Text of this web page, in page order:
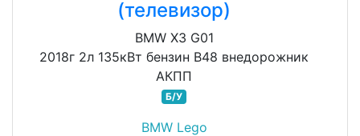
(телевизор)
BMW X3 G01
2018г 2л 135кВт бензин B48 внедорожник
АКПП
Б/У
BMW Lego